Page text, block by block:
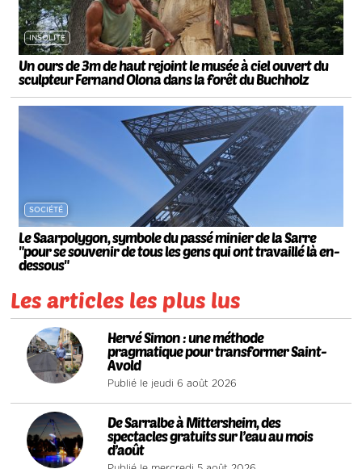
INSOLITE
Un ours de 3m de haut rejoint le musée à ciel ouvert du
sculpteur Fernand Olona dans la forêt du Buchholz
SOCIÉTÉ
Le Saarpolygon, symbole du passé minier de la Sarre
"pour se souvenir de tous les gens qui ont travaillé là en-
dessous"
Les articles les plus lus
1
Hervé Simon : une méthode
pragmatique pour transformer Saint-
Avold
Publié le jeudi 6 août 2026
2
De Sarralbe à Mittersheim, des
spectacles gratuits sur l’eau au mois
d’août